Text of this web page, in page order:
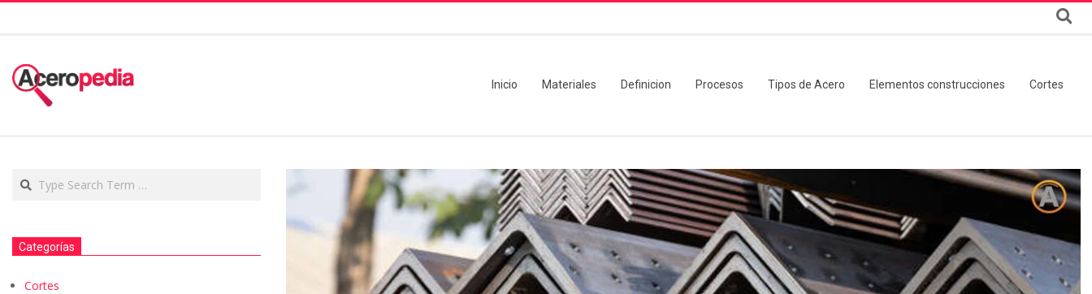
Inicio Materiales Definicion Procesos Tipos de Acero Elementos construcciones Cortes
Categorías
Cortes